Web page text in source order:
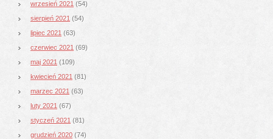
wrzesień 2021 (54)
sierpień 2021 (54)
lipiec 2021 (63)
czerwiec 2021 (69)
maj 2021 (109)
kwiecień 2021 (81)
marzec 2021 (63)
luty 2021 (67)
styczeń 2021 (81)
grudzień 2020 (74)